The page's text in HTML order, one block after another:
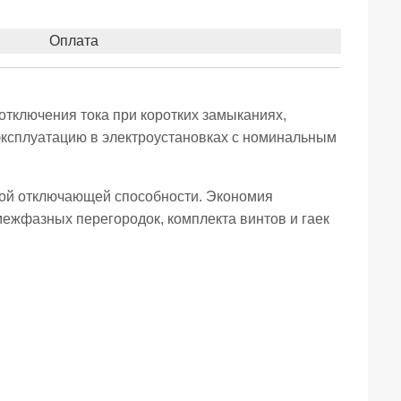
Оплата
тока при коротких замыканиях,
в электроустановках с номинальным
отключающей способности. Экономия
перегородок, комплекта винтов и гаек